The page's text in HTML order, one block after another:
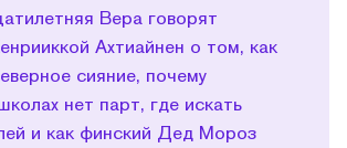
Вера говорят
Ахтиайнен о том, как
сияние, почему
нет парт, где искать
и как финский Дед Мороз